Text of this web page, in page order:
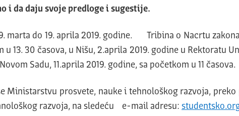
i da daju svoje predloge i sugestije.
do 19. aprila 2019. godine. Tribina o Nacrtu zakona
13. 30 časova, u Nišu, 2.aprila 2019. godine u Rektoratu
Sadu, 11.aprila 2019. godine, sa početkom u 11 časova.
prosvete, nauke i tehnološkog razvoja, preko
razvoja, na sledeću e-mail adresu: